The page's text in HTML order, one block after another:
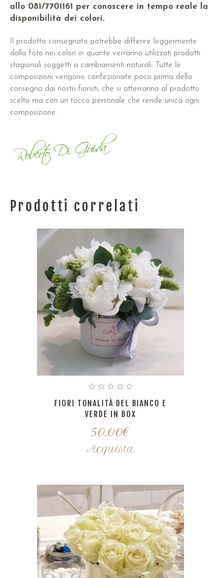
allo 081/7701161 per conoscere in tempo reale la
disponibilità dei colori.
Il prodotto consegnato potrebbe differire leggermente
dalla foto nei colori in quanto verranno utilizzati prodotti
stagionali soggetti a cambiamenti naturali. Tutte le
composizioni vengono confezionate poco prima della
consegna dai nostri fioristi, che si atterranno al prodotto
scelto ma con un tocco personale che rende unica ogni
composizione.
Prodotti correlati
FIORI TONALITÀ DEL BIANCO E
VERDE IN BOX
50,00€
Acquista